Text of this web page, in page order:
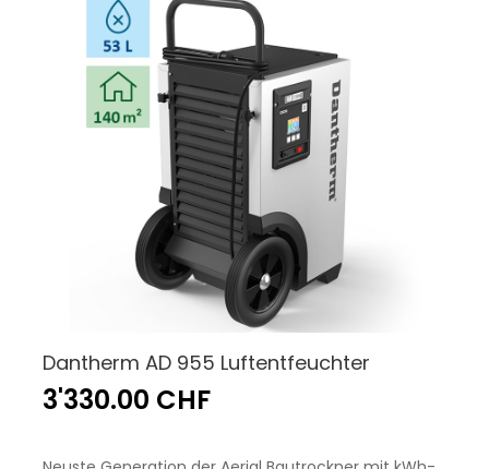
Dantherm AD 955 Luftentfeuchter
3'330.00 CHF